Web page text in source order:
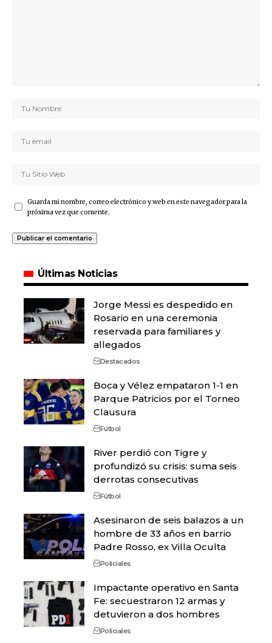
Guarda mi nombre, correo electrónico y web en este navegador para la
próxima vez que comente.
Últimas Noticias
Jorge Messi es despedido en
Rosario en una ceremonia
reservada para familiares y
allegados
Destacados
Boca y Vélez empataron 1-1 en
Parque Patricios por el Torneo
Clausura
Fútbol
River perdió con Tigre y
profundizó su crisis: suma seis
derrotas consecutivas
Fútbol
Asesinaron de seis balazos a un
hombre de 33 años en barrio
Padre Rosso, ex Villa Oculta
Policiales
Impactante operativo en Santa
Fe: secuestraron 12 armas y
detuvieron a dos hombres
Policiales